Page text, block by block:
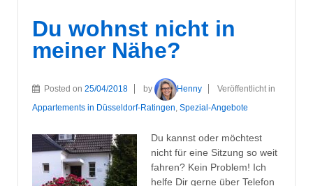
Du wohnst nicht in
meiner Nähe?
Posted on 25/04/2018 by Henny
Veröffentlicht in
Appartements in Düsseldorf-Ratingen, Spezial-Angebote
Du kannst oder möchtest
nicht für eine Sitzung so weit
fahren? Kein Problem! Ich
helfe Dir gerne über Telefon